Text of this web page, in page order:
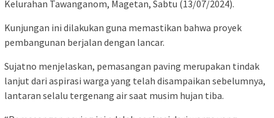
Kelurahan Tawanganom, Magetan, Sabtu (13/07/2024).
Kunjungan ini dilakukan guna memastikan bahwa proyek
pembangunan berjalan dengan lancar.
Sujatno menjelaskan, pemasangan paving merupakan tindak
lanjut dari aspirasi warga yang telah disampaikan sebelumnya,
lantaran selalu tergenang air saat musim hujan tiba.